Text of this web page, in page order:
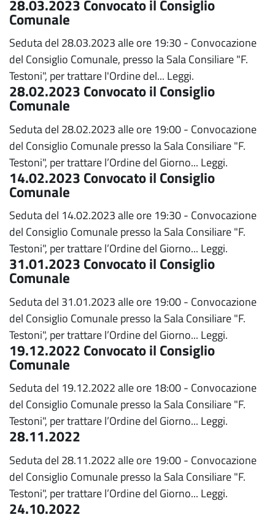
28.03.2023 Convocato il Consiglio
Comunale
Seduta del 28.03.2023 alle ore 19:30 - Convocazione
del Consiglio Comunale, presso la Sala Consiliare "F.
Testoni", per trattare l'Ordine del... Leggi.
28.02.2023 Convocato il Consiglio
Comunale
Seduta del 28.02.2023 alle ore 19:00 - Convocazione
del Consiglio Comunale presso la Sala Consiliare "F.
Testoni", per trattare l’Ordine del Giorno... Leggi.
14.02.2023 Convocato il Consiglio
Comunale
Seduta del 14.02.2023 alle ore 19:30 - Convocazione
del Consiglio Comunale presso la Sala Consiliare "F.
Testoni", per trattare l’Ordine del Giorno... Leggi.
31.01.2023 Convocato il Consiglio
Comunale
Seduta del 31.01.2023 alle ore 19:00 - Convocazione
del Consiglio Comunale presso la Sala Consiliare "F.
Testoni", per trattare l’Ordine del Giorno... Leggi.
19.12.2022 Convocato il Consiglio
Comunale
Seduta del 19.12.2022 alle ore 18:00 - Convocazione
del Consiglio Comunale presso la Sala Consiliare "F.
Testoni", per trattare l’Ordine del Giorno... Leggi.
28.11.2022
Seduta del 28.11.2022 alle ore 19:00 - Convocazione
del Consiglio Comunale presso la Sala Consiliare "F.
Testoni", per trattare l’Ordine del Giorno... Leggi.
24.10.2022